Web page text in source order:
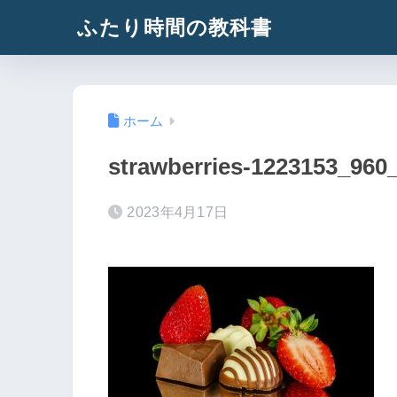
ふたり時間の教科書
ホーム
strawberries-
2023年4月17日